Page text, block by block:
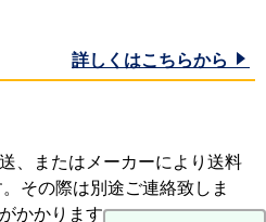
詳しくはこちらから
、またはメーカーにより送料
その際は別途ご連絡致しま
かかります。